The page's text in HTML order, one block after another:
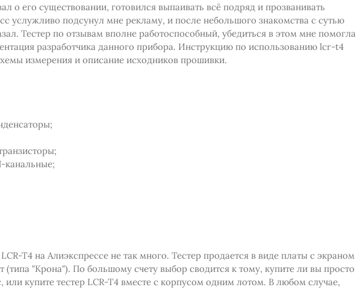
о его существовании, готовился выпаивать всё подряд и прозванивать
услужливо подсунул мне рекламу, и после небольшого знакомства с сутью
Тестер по отзывам вполне работоспособный, убедиться в этом мне помогла
разработчика данного прибора. Инструкцию по использованию lcr-t4
измерения и описание исходников прошивки.
канальные;
T4 на Алиэкспрессе не так много. Тестер продается в виде платы с экраном
(типа "Крона"). По большому счету выбор сводится к тому, купите ли вы просто
или купите тестер LCR-T4 вместе с корпусом одним лотом. В любом случае,